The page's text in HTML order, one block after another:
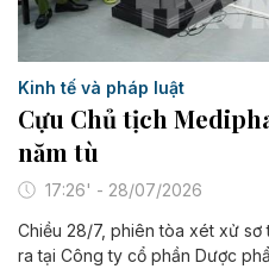
Kinh tế và pháp luật
Cựu Chủ tịch
năm tù
17:26' - 28/07/2026
Chiều 28/7, phiên tòa xét xử
ra tại Công ty cổ phần Dược